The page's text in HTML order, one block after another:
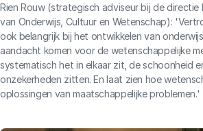
Rien Rouw (strategisch adviseur bij de directie
van Onderwijs, Cultuur en Wetenschap):
ook belangrijk bij het ontwikkelen van
aandacht komen voor de wetenschappelijke
systematisch het in elkaar zit, de schoonheid
onzekerheden zitten. En laat zien hoe
oplossingen van maatschappelijke problemen.'